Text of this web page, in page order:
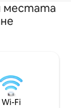
местата
Wi-Fi